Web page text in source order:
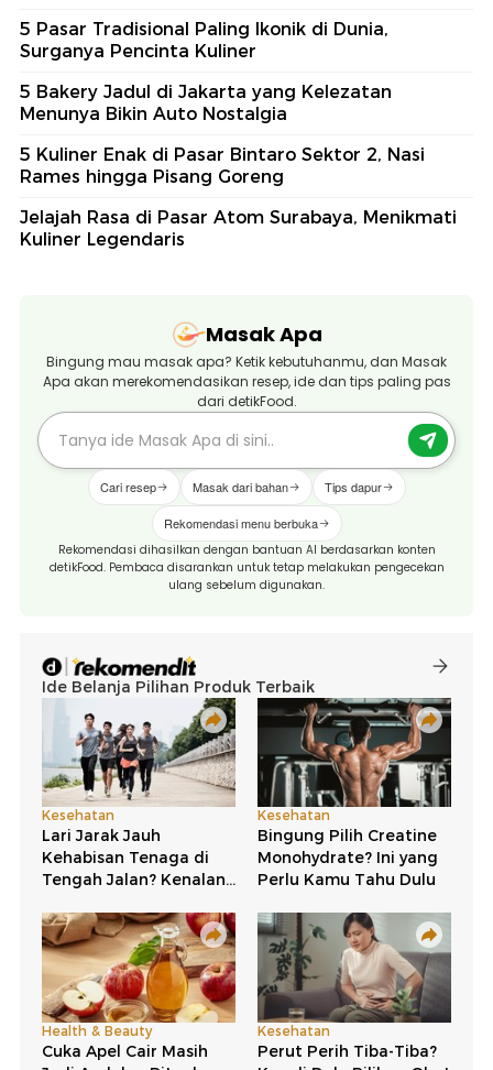
5 Pasar Tradisional Paling Ikonik di Dunia,
Surganya Pencinta Kuliner
5 Bakery Jadul di Jakarta yang Kelezatan
Menunya Bikin Auto Nostalgia
5 Kuliner Enak di Pasar Bintaro Sektor 2, Nasi
Rames hingga Pisang Goreng
Jelajah Rasa di Pasar Atom Surabaya, Menikmati
Kuliner Legendaris
Masak Apa
Bingung mau masak apa? Ketik kebutuhanmu, dan Masak
Apa akan merekomendasikan resep, ide dan tips paling pas
dari detikFood.
Cari resep Masak dari bahan Tips dapur
Rekomendasi menu berbuka
Rekomendasi dihasilkan dengan bantuan AI berdasarkan konten
detikFood. Pembaca disarankan untuk tetap melakukan pengecekan
ulang sebelum digunakan.